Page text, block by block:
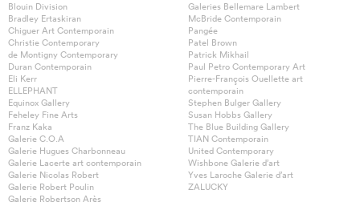
Blouin Division
Bradley Ertaskiran
Chiguer Art Contemporain
Christie Contemporary
de Montigny Contemporary
Duran Contemporain
Eli Kerr
ELLEPHANT
Equinox Gallery
Feheley Fine Arts
Franz Kaka
Galerie C.O.A
Galerie Hugues Charbonneau
Galerie Lacerte art contemporain
Galerie Nicolas Robert
Galerie Robert Poulin
Galerie Robertson Arès
Galeries Bellemare Lambert
McBride Contemporain
Pangée
Patel Brown
Patrick Mikhail
Paul Petro Contemporary Art
Pierre-François Ouellette art
contemporain
Stephen Bulger Gallery
Susan Hobbs Gallery
The Blue Building Gallery
TIAN Contemporain
United Contemporary
Wishbone Galerie d’art
Yves Laroche Galerie d’art
ZALUCKY